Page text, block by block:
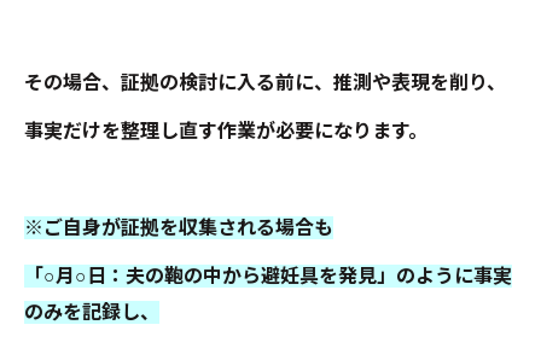
その場合、証拠の検討に入る前に、推測や表現を削り、
事実だけを整理し直す作業が必要になります。
※ご自身が証拠を収集される場合も
「○月○日：夫の鞄の中から避妊具を発見」のように事実
のみを記録し、